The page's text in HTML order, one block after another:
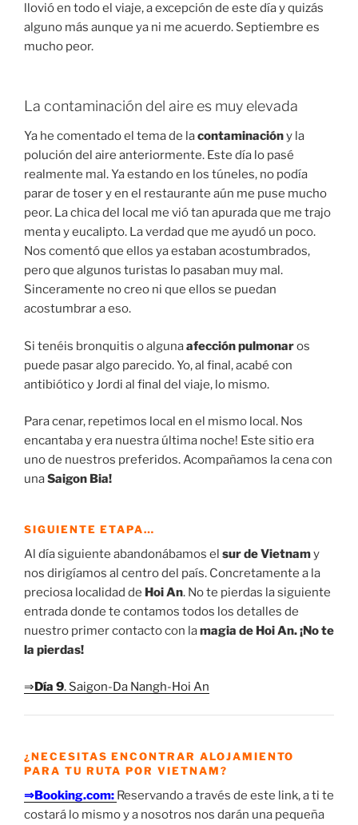
llovió en todo el viaje, a excepción de este día y quizás
alguno más aunque ya ni me acuerdo. Septiembre es
mucho peor.
La contaminación del aire es muy elevada
Ya he comentado el tema de lacontaminacióny la
polución del aire anteriormente. Este día lo pasé
realmente mal. Ya estando en los túneles, no podía
parar de toser y en el restaurante aún me puse mucho
peor. La chica del local me vió tan apurada que me trajo
menta y eucalipto. La verdad que me ayudó un poco.
Nos comentó que ellos ya estaban acostumbrados,
pero que algunos turistas lo pasaban muy mal.
Sinceramente no creo ni que ellos se puedan
acostumbrar a eso.
Si tenéis bronquitis o algunaafección pulmonaros
puede pasar algo parecido. Yo, al final, acabé con
antibiótico y Jordi al final del viaje, lo mismo.
Para cenar, repetimos local en el mismo local. Nos
encantaba y era nuestra última noche! Este sitio era
uno de nuestros preferidos. Acompañamos la cena con
unaSaigon Bia!
SIGUIENTE ETAPA…
Al día siguiente abandonábamos el sur de Vietnamy
nos dirigíamos al centro del país. Concretamente a la
preciosa localidad de Hoi An. No te pierdas la siguiente
entrada donde te contamos todos los detalles de
nuestro primer contacto con lamagia de Hoi An.¡No te
la pierdas!
⇒ Día 9. Saigon-Da Nangh-Hoi An
¿NECESITAS ENCONTRAR ALOJAMIENTO
PARA TU RUTA POR VIETNAM?
⇒Booking.com: Reservando a través de este link, a ti te
costará lo mismo y a nosotros nos darán una pequeña